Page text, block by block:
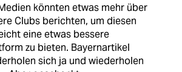
könnten etwas mehr über
Clubs berichten, um diesen
eine etwas bessere
zu bieten. Bayernartikel
sich ja und wiederholen